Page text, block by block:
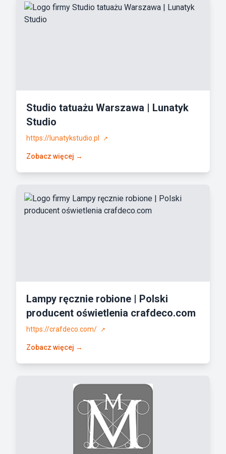
Studio tatuażu Warszawa | Lunatyk
Studio
https://lunatykstudio.pl ↗
Zobacz więcej →
Lampy ręcznie robione | Polski
producent oświetlenia crafdeco.com
https://crafdeco.com/ ↗
Zobacz więcej →